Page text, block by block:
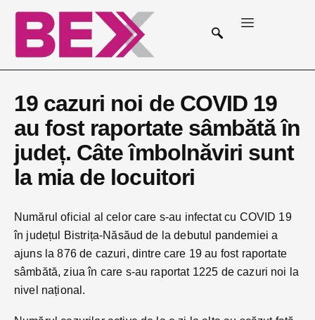
19 cazuri noi de COVID 19
au fost raportate sâmbătă în
județ. Câte îmbolnăviri sunt
la mia de locuitori
Numărul oficial al celor care s-au infectat cu COVID 19
în județul Bistrița-Năsăud de la debutul pandemiei a
ajuns la 876 de cazuri, dintre care 19 au fost raportate
sâmbătă, ziua în care s-au raportat 1225 de cazuri noi la
nivel național.